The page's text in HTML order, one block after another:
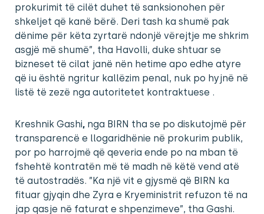
prokurimit të cilët duhet të sanksionohen për
shkeljet që kanë bërë. Deri tash ka shumë pak
dënime për këta zyrtarë ndonjë vërejtje me shkrim
asgjë më shumë”, tha Havolli, duke shtuar se
bizneset të cilat janë nën hetime apo edhe atyre
që iu është ngritur kallëzim penal, nuk po hyjnë në
listë të zezë nga autoritetet kontraktuese .
Kreshnik Gashi, nga BIRN tha se po diskutojmë për
transparencë e llogaridhënie në prokurim publik,
por po harrojmë që qeveria ende po na mban të
fshehtë kontratën më të madh në këtë vend atë
të autostradës. ”Ka një vit e gjysmë që BIRN ka
fituar gjyqin dhe Zyra e Kryeministrit refuzon të na
jap qasje në faturat e shpenzimeve”, tha Gashi.